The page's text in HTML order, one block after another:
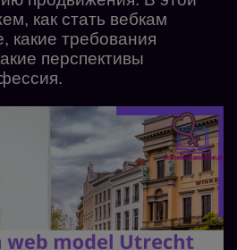
как стать вебкам
какие требования
перспективы